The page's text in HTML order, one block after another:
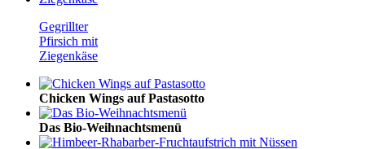
Gegrillter
Pfirsich mit
Ziegenkäse
Chicken Wings auf Pastasotto
Das Bio-Weihnachtsmenü